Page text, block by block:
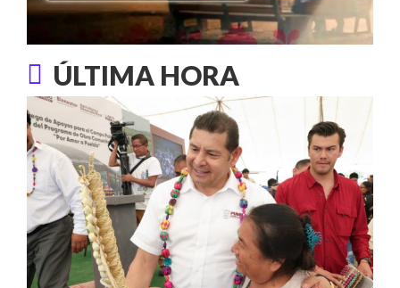
ÚLTIMA HORA